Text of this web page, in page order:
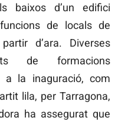
baixos d’un edifici
de locals de
d’ara. Diverses
de formacions
a la inaguració, com
lila, per Tarragona,
ha assegurat que